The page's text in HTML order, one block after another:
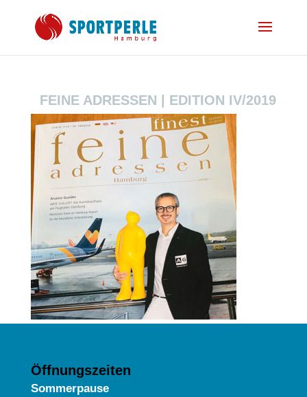
FEINE ADRESSEN | EDITION IV/2019
Öffnungszeiten
Sommerpause